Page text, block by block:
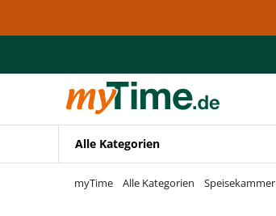
Zur Navigation springen
Alle Kategorien
myTime Alle Kategorien Speisekammer